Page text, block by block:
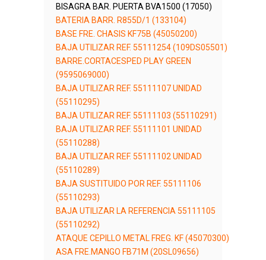
BISAGRA BAR. PUERTA BVA1500 (17050)
BATERIA BARR. R855D/1 (133104)
BASE FRE. CHASIS KF75B (45050200)
BAJA UTILIZAR REF. 55111254 (109DS05501)
BARRE.CORTACESPED PLAY GREEN
(9595069000)
BAJA UTILIZAR REF. 55111107 UNIDAD
(55110295)
BAJA UTILIZAR REF. 55111103 (55110291)
BAJA UTILIZAR REF. 55111101 UNIDAD
(55110288)
BAJA UTILIZAR REF. 55111102 UNIDAD
(55110289)
BAJA SUSTITUIDO POR REF. 55111106
(55110293)
BAJA UTILIZAR LA REFERENCIA 55111105
(55110292)
ATAQUE CEPILLO METAL FREG. KF (45070300)
ASA FRE.MANGO FB71M (20SL09656)